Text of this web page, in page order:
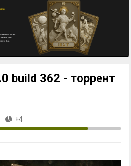
build 362 - торрент
+4